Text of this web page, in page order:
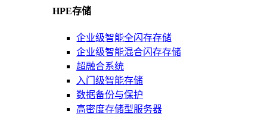
HPE存储
企业级智能全闪存存储
企业级智能混合闪存存储
超融合系统
入门级智能存储
数据备份与保护
高密度存储型服务器